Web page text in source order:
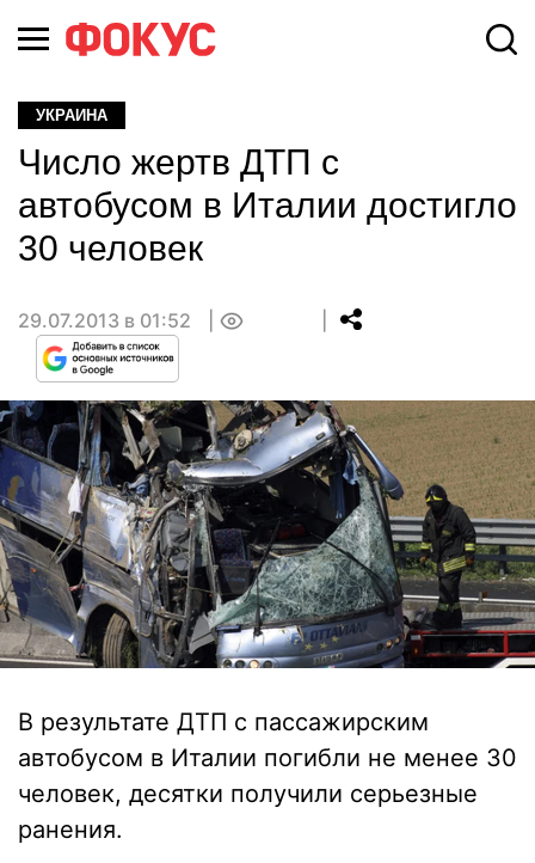
УКРАИНА
Число жертв ДТП с
автобусом в Италии достигло
30 человек
29.07.2013 в 01:52
В результате ДТП с пассажирским
автобусом в Италии погибли не менее 30
человек, десятки получили серьезные
ранения.